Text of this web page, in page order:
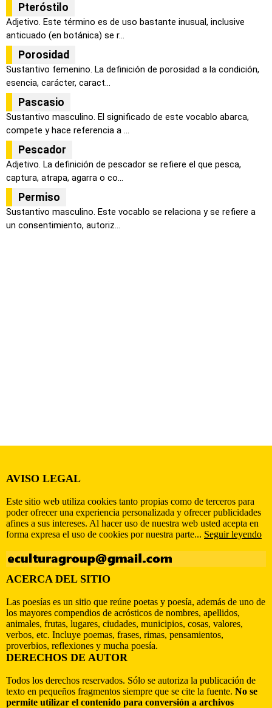
Pteróstilo
Adjetivo. Este término es de uso bastante inusual, inclusive
anticuado (en botánica) se r...
Porosidad
Sustantivo femenino. La definición de porosidad a la condición,
esencia, carácter, caract...
Pascasio
Sustantivo masculino. El significado de este vocablo abarca,
compete y hace referencia a ...
Pescador
Adjetivo. La definición de pescador se refiere el que pesca,
captura, atrapa, agarra o co...
Permiso
Sustantivo masculino. Este vocablo se relaciona y se refiere a
un consentimiento, autoriz...
AVISO LEGAL
Este sitio web utiliza cookies tanto propias como de terceros para
poder ofrecer una experiencia personalizada y ofrecer publicidades
afines a sus intereses. Al hacer uso de nuestra web usted acepta en
forma expresa el uso de cookies por nuestra parte... Seguir leyendo
ACERCA DEL SITIO
Las poesías es un sitio que reúne poetas y poesía, además de uno de
los mayores compendios de acrósticos de nombres, apellidos,
animales, frutas, lugares, ciudades, municipios, cosas, valores,
verbos, etc. Incluye poemas, frases, rimas, pensamientos,
proverbios, reflexiones y mucha poesía.
DERECHOS DE AUTOR
Todos los derechos reservados. Sólo se autoriza la publicación de
texto en pequeños fragmentos siempre que se cite la fuente. No se
permite utilizar el contenido para conversión a archivos